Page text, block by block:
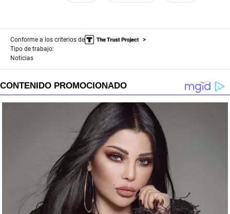
Conforme a los criterios de
Tipo de trabajo:
Noticias